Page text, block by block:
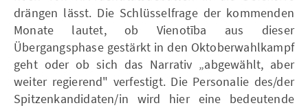
drängen lässt. Die Schlüsselfrage der kommenden
Monate lautet, ob Vienotība aus dieser
Übergangsphase gestärkt in den Oktoberwahlkampf
geht oder ob sich das Narrativ „abgewählt, aber
weiter regierend" verfestigt. Die Personalie des/der
Spitzenkandidaten/in wird hier eine bedeutende